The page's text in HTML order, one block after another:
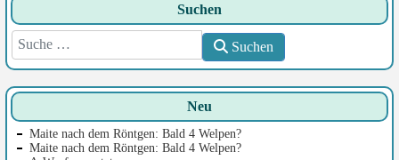
Suchen
Suchen
Suchen
Neu
Maite nach dem Röntgen: Bald 4 Welpen?
Maite nach dem Röntgen: Bald 4 Welpen?